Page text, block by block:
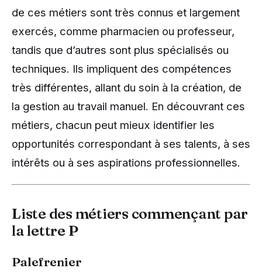
de ces métiers sont très connus et largement
exercés, comme pharmacien ou professeur,
tandis que d’autres sont plus spécialisés ou
techniques. Ils impliquent des compétences
très différentes, allant du soin à la création, de
la gestion au travail manuel. En découvrant ces
métiers, chacun peut mieux identifier les
opportunités correspondant à ses talents, à ses
intérêts ou à ses aspirations professionnelles.
Liste des métiers commençant par
la lettre P
Palefrenier